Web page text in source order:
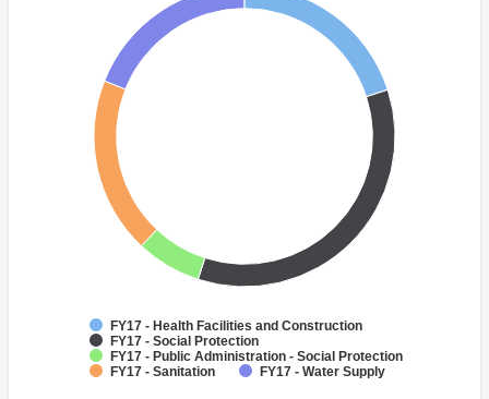
FY17 - Health Facilities and Construction
FY17 - Social Protection
FY17 - Public Administration - Social Protection
FY17 - Sanitation
FY17 - Water Supply